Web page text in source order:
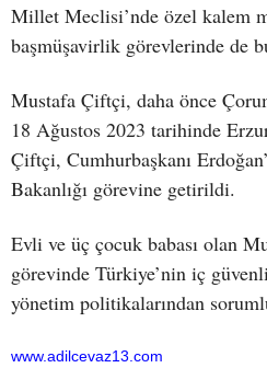
Millet Meclisi’nde özel kalem
başmüşavirlik görevlerinde de
Mustafa Çiftçi, daha önce
18 Ağustos 2023 tarihinde
Çiftçi, Cumhurbaşkanı
Bakanlığı görevine getirildi.
Evli ve üç çocuk babası olan
görevinde Türkiye’nin iç
yönetim politikalarından
www.adilcevaz13.com